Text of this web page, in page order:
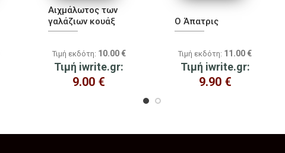
Αιχμάλωτος των
γαλάζιων κουάξ
Τιμή εκδότη: 10.00 €
Τιμή iwrite.gr:
9.00 €
Ο Άπατρις
Τιμή εκδότη: 11.00 €
Τιμή iwrite.gr:
9.90 €